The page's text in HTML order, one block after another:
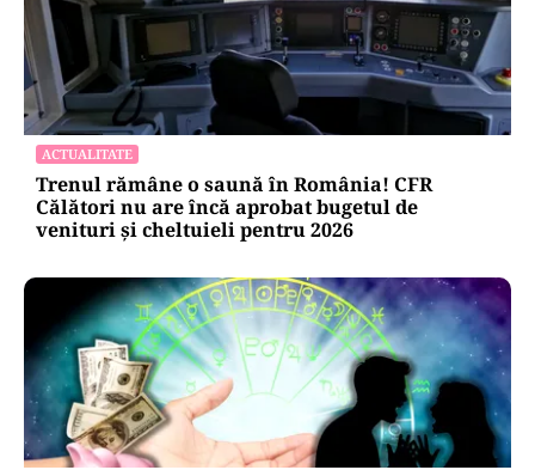
ACTUALITATE
Trenul rămâne o saună în România! CFR
Călători nu are încă aprobat bugetul de
venituri și cheltuieli pentru 2026